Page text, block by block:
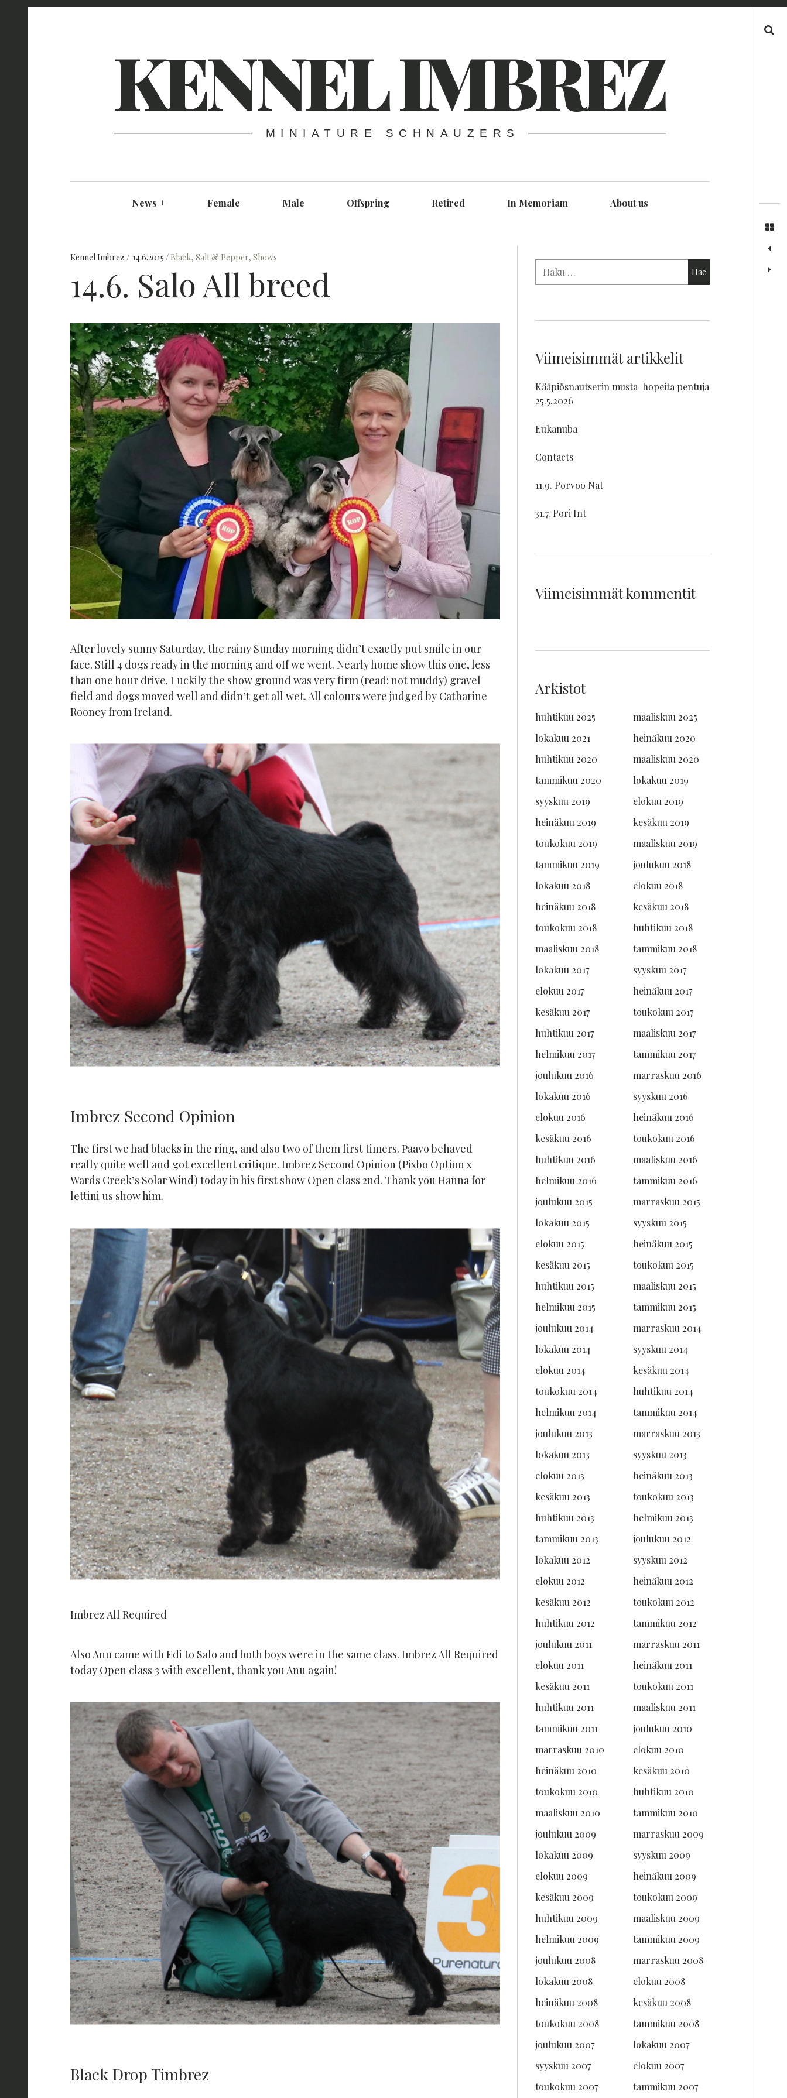
KENNEL IMBREZ
MINIATURE SCHNAUZERS
News + Female Male Offspring Retired In Memoriam About us
Kennel Imbrez 14.6.2015 Black, Salt & Pepper, Shows
14.6. Salo All breed
After lovely sunny Saturday, the rainy Sunday morning didn’t exactly put smile in our
face. Still 4 dogs ready in the morning and off we went. Nearly home show this one, less
than one hour drive. Luckily the show ground was very firm (read: not muddy) gravel
field and dogs moved well and didn’t get all wet. All colours were judged by Catharine
Rooney from Ireland.
Imbrez Second Opinion
The first we had blacks in the ring, and also two of them first timers. Paavo behaved
really quite well and got excellent critique. Imbrez Second Opinion (Pixbo Option x
Wards Creek’s Solar Wind) today in his first show Open class 2nd. Thank you Hanna for
lettini us show him.
Imbrez All Required
Also Anu came with Edi to Salo and both boys were in the same class. Imbrez All Required
today Open class 3 with excellent, thank you Anu again!
Black Drop Timbrez
Viimeisimmät artikkelit
Kääpiösnautserin musta-hopeita pentuja
25.5.2026
Eukanuba
Contacts
11.9. Porvoo Nat
31.7. Pori Int
Viimeisimmät kommentit
Arkistot
huhtikuu 2025
maaliskuu 2025
lokakuu 2021
heinäkuu 2020
huhtikuu 2020
maaliskuu 2020
tammikuu 2020
lokakuu 2019
syyskuu 2019
elokuu 2019
heinäkuu 2019
kesäkuu 2019
toukokuu 2019
maaliskuu 2019
tammikuu 2019
joulukuu 2018
lokakuu 2018
elokuu 2018
heinäkuu 2018
kesäkuu 2018
toukokuu 2018
huhtikuu 2018
maaliskuu 2018
tammikuu 2018
lokakuu 2017
syyskuu 2017
elokuu 2017
heinäkuu 2017
kesäkuu 2017
toukokuu 2017
huhtikuu 2017
maaliskuu 2017
helmikuu 2017
tammikuu 2017
joulukuu 2016
marraskuu 2016
lokakuu 2016
syyskuu 2016
elokuu 2016
heinäkuu 2016
kesäkuu 2016
toukokuu 2016
huhtikuu 2016
maaliskuu 2016
helmikuu 2016
tammikuu 2016
joulukuu 2015
marraskuu 2015
lokakuu 2015
syyskuu 2015
elokuu 2015
heinäkuu 2015
kesäkuu 2015
toukokuu 2015
huhtikuu 2015
maaliskuu 2015
helmikuu 2015
tammikuu 2015
joulukuu 2014
marraskuu 2014
lokakuu 2014
syyskuu 2014
elokuu 2014
kesäkuu 2014
toukokuu 2014
huhtikuu 2014
helmikuu 2014
tammikuu 2014
joulukuu 2013
marraskuu 2013
lokakuu 2013
syyskuu 2013
elokuu 2013
heinäkuu 2013
kesäkuu 2013
toukokuu 2013
huhtikuu 2013
helmikuu 2013
tammikuu 2013
joulukuu 2012
lokakuu 2012
syyskuu 2012
elokuu 2012
heinäkuu 2012
kesäkuu 2012
toukokuu 2012
huhtikuu 2012
tammikuu 2012
joulukuu 2011
marraskuu 2011
elokuu 2011
heinäkuu 2011
kesäkuu 2011
toukokuu 2011
huhtikuu 2011
maaliskuu 2011
tammikuu 2011
joulukuu 2010
marraskuu 2010
elokuu 2010
heinäkuu 2010
kesäkuu 2010
toukokuu 2010
huhtikuu 2010
maaliskuu 2010
tammikuu 2010
joulukuu 2009
marraskuu 2009
lokakuu 2009
syyskuu 2009
elokuu 2009
heinäkuu 2009
kesäkuu 2009
toukokuu 2009
huhtikuu 2009
maaliskuu 2009
helmikuu 2009
tammikuu 2009
joulukuu 2008
marraskuu 2008
lokakuu 2008
elokuu 2008
heinäkuu 2008
kesäkuu 2008
toukokuu 2008
tammikuu 2008
joulukuu 2007
lokakuu 2007
syyskuu 2007
elokuu 2007
toukokuu 2007
tammikuu 2007